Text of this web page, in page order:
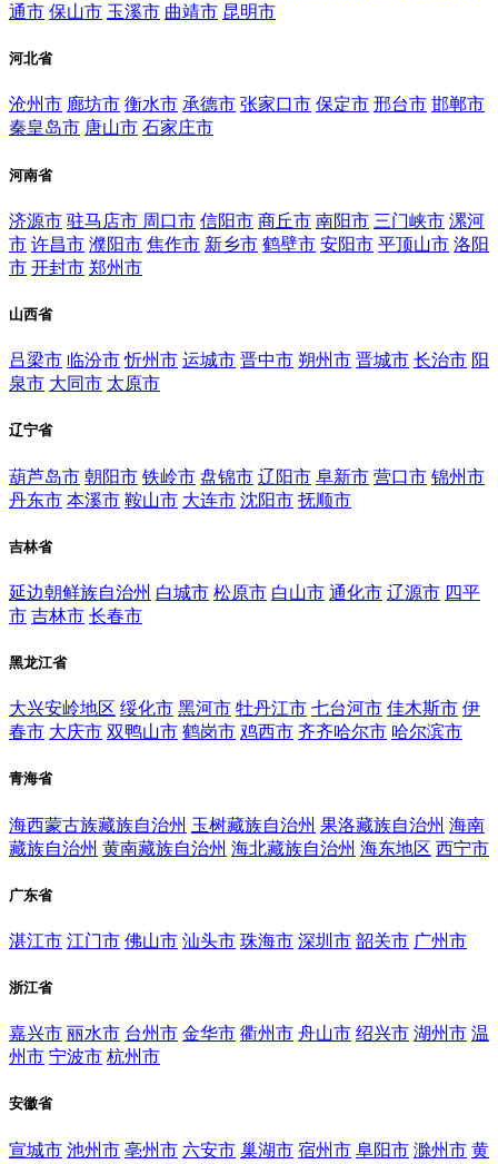
通市 保山市 玉溪市 曲靖市 昆明市
河北省
沧州市 廊坊市 衡水市 承德市 张家口市 保定市 邢台市 邯郸市
秦皇岛市 唐山市 石家庄市
河南省
济源市 驻马店市 周口市 信阳市 商丘市 南阳市 三门峡市 漯河
市 许昌市 濮阳市 焦作市 新乡市 鹤壁市 安阳市 平顶山市 洛阳
市 开封市 郑州市
山西省
吕梁市 临汾市 忻州市 运城市 晋中市 朔州市 晋城市 长治市 阳
泉市 大同市 太原市
辽宁省
葫芦岛市 朝阳市 铁岭市 盘锦市 辽阳市 阜新市 营口市 锦州市
丹东市 本溪市 鞍山市 大连市 沈阳市 抚顺市
吉林省
延边朝鲜族自治州 白城市 松原市 白山市 通化市 辽源市 四平
市 吉林市 长春市
黑龙江省
大兴安岭地区 绥化市 黑河市 牡丹江市 七台河市 佳木斯市 伊
春市 大庆市 双鸭山市 鹤岗市 鸡西市 齐齐哈尔市 哈尔滨市
青海省
海西蒙古族藏族自治州 玉树藏族自治州 果洛藏族自治州 海南
藏族自治州 黄南藏族自治州 海北藏族自治州 海东地区 西宁市
广东省
湛江市 江门市 佛山市 汕头市 珠海市 深圳市 韶关市 广州市
浙江省
嘉兴市 丽水市 台州市 金华市 衢州市 舟山市 绍兴市 湖州市 温
州市 宁波市 杭州市
安徽省
宣城市 池州市 亳州市 六安市 巢湖市 宿州市 阜阳市 滁州市 黄